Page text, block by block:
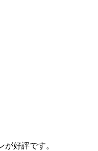
好評です。